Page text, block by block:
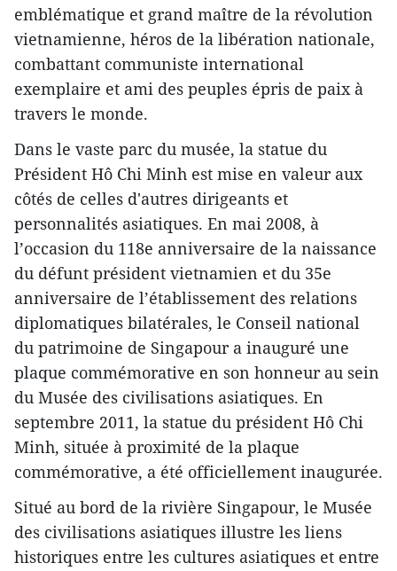
emblématique et grand maître de la révolution
vietnamienne, héros de la libération nationale,
combattant communiste international
exemplaire et ami des peuples épris de paix à
travers le monde.
Dans le vaste parc du musée, la statue du
Président Hô Chi Minh est mise en valeur aux
côtés de celles d'autres dirigeants et
personnalités asiatiques. En mai 2008, à
l’occasion du 118e anniversaire de la naissance
du défunt président vietnamien et du 35e
anniversaire de l’établissement des relations
diplomatiques bilatérales, le Conseil national
du patrimoine de Singapour a inauguré une
plaque commémorative en son honneur au sein
du Musée des civilisations asiatiques. En
septembre 2011, la statue du président Hô Chi
Minh, située à proximité de la plaque
commémorative, a été officiellement inaugurée.
Situé au bord de la rivière Singapour, le Musée
des civilisations asiatiques illustre les liens
historiques entre les cultures asiatiques et entre